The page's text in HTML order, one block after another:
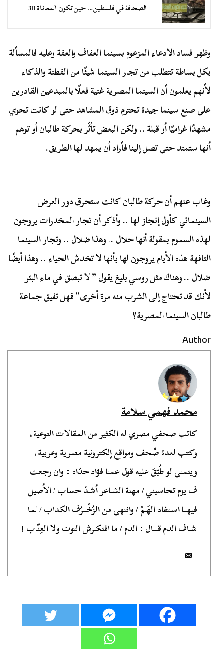
الصحافة في فلسطين… حين تكون المعاناة 3D
وظهر فساد الادعاء المزعوم بسينما العفاف والعفة وعليه فالمسألة
بكل بساطة تتطلب من تجار السينما شيئًا من الفطنة والذكاء
لأنهم يعلمون أن السينما المصرية غنية فعلًا بالمبدعين القادرين
على صنع سينما جيدة تحترم ذوق المشاهد حتى لو كانت تحوي
مشهدًا غراميًا أو قبلة .. ولكن البعض تأثّر بحركة طالبان أو توهم
أنها ستمتد حتى تصل إلينا فأراد أن يمهد لها الطريق.
وغاب عنهم أن حركة طالبان كانت ستحرق دور العرض
السينمائي كأول إنجاز لها .. وأذكر أن تجار المخدرات يروجون
لهذه السموم بمقولة أنها حلال .. وهذا ضلال .. وتجار السينما
التافهة هذه الأيام يروجون لها بأنها لا تخدش الحياء .. وهذا أيضًا
ضلال .. وهناك مثل روسي بليغ يقول ” لا تبصق في ماء البئر
لأنك قد تحتاج إلى الشرب منه مرة أخرى” فهل تفيق جماعة
طالبان السينما المصرية؟
Author
محمد فهمي سلامة
كاتب صحفي مصري له الكثير من المقالات النوعية،
وكتب لعدة صُحف ومواقع إلكترونية مصرية وعربية،
ويتمنى لو طُبّقَ عليه قول عمنا فؤاد حدّاد : وان رجعت
ف يوم تحاسبني / مهنة الشـاعر أشـدْ حساب / الأصيل
فيهــا اسـتفاد الهَـمْ / وانتهى من الزُخْــرُف الكداب / لما
شـاف الدم قـــال : الدم / ما افتكـرش التوت ولا العِنّاب !